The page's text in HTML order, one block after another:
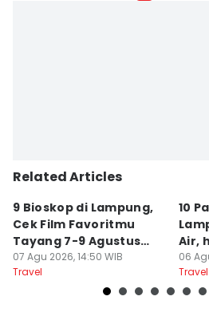
Related Articles
9 Bioskop di Lampung,
Cek Film Favoritmu
Tayang 7-9 Agustus
2026
07 Agu 2026, 14:50 WIB
Travel
10
Air,
06
Travel